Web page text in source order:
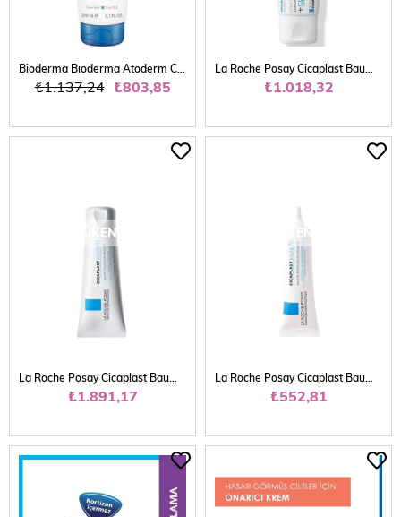
₺803,85
₺1.137,24 ₺1.018,32
TÜKENDI
La Roche Posay Cicaplast Baume B5 Nemlendirici 100 Ml
₺1.891,17
TÜKENDI
La Roche Posay Cicaplast Baume B5 Nemlendirici 15 Ml
₺552,81